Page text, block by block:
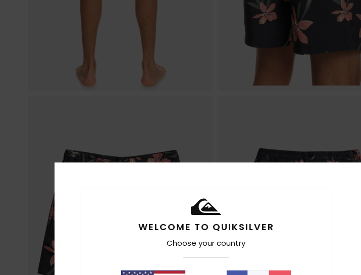
WELCOME TO QUIKSILVER
Choose your country